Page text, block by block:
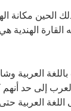
الحين مكانة
الهندية هي
العربية
إلى حد أنهم
العربية